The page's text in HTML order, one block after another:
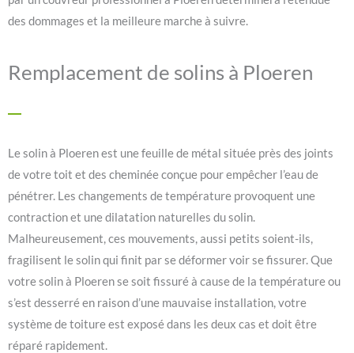
des dommages et la meilleure marche à suivre.
Remplacement de solins à Ploeren
Le solin à Ploeren est une feuille de métal située près des joints
de votre toit et des cheminée conçue pour empêcher l’eau de
pénétrer. Les changements de température provoquent une
contraction et une dilatation naturelles du solin.
Malheureusement, ces mouvements, aussi petits soient-ils,
fragilisent le solin qui finit par se déformer voir se fissurer. Que
votre solin à Ploeren se soit fissuré à cause de la température ou
s’est desserré en raison d’une mauvaise installation, votre
système de toiture est exposé dans les deux cas et doit être
réparé rapidement.